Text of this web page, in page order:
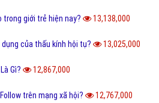
trong giới trẻ hiện nay? 13,138,000
của thấu kính hội tụ? 13,025,000
Gì? 12,867,000
trên mạng xã hội? 12,767,000